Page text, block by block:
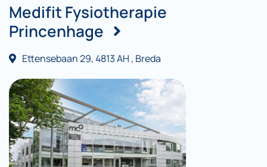
Medifit Fysiotherapie
Princenhage
Ettensebaan 29, 4813 AH , Breda